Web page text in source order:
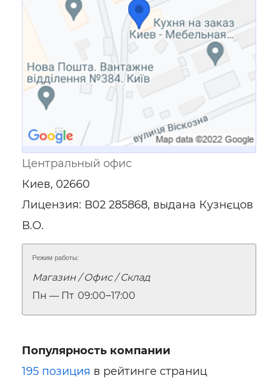
Центральный офис
Киев, 02660
Лицензия: В02 285868, выдана Кузнєцов
В.О.
Режим работы:
Магазин / Офис / Склад
Пн — Пт 09:00‒17:00
Популярность компании
195 позиция в рейтинге страниц